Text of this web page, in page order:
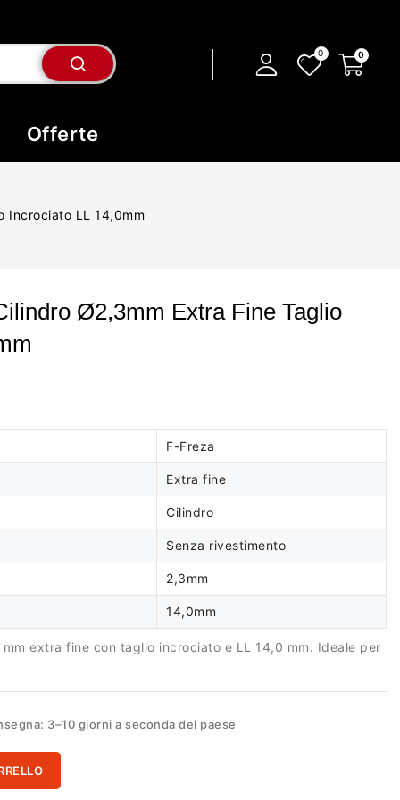
Offerte
Incrociato LL 14,0mm
Ø2,3mm Extra Fine Taglio
F-Freza
Extra fine
Cilindro
Senza rivestimento
2,3mm
14,0mm
extra fine con taglio incrociato e LL 14,0 mm. Ideale per
3–10 giorni a seconda del paese